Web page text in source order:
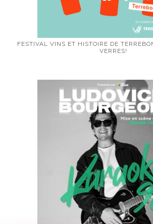
FESTIVAL VINS ET HISTOIRE DE
VERRES!